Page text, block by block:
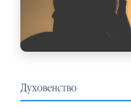
Духовенство